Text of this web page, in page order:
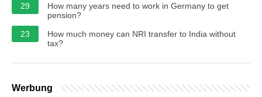
29
How many years need to work in Germany to get
pension?
23
How much money can NRI transfer to India without
tax?
Werbung